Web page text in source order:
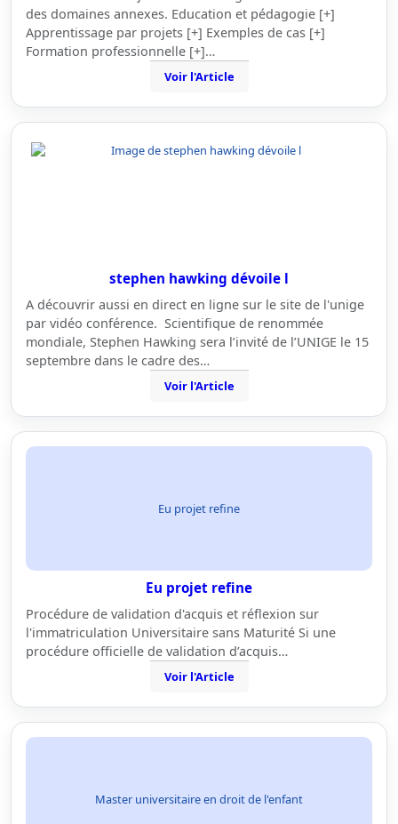
des domaines annexes. Education et pédagogie [+]
Apprentissage par projets [+] Exemples de cas [+]
Formation professionnelle [+]…
Voir l'Article
stephen hawking dévoile l
A découvrir aussi en direct en ligne sur le site de l'unige
par vidéo conférence. Scientifique de renommée
mondiale, Stephen Hawking sera l’invité de l’UNIGE le 15
septembre dans le cadre des…
Voir l'Article
Eu projet refine
Eu projet refine
Procédure de validation d'acquis et réflexion sur
l'immatriculation Universitaire sans Maturité Si une
procédure officielle de validation d’acquis…
Voir l'Article
Master universitaire en droit de l'enfant